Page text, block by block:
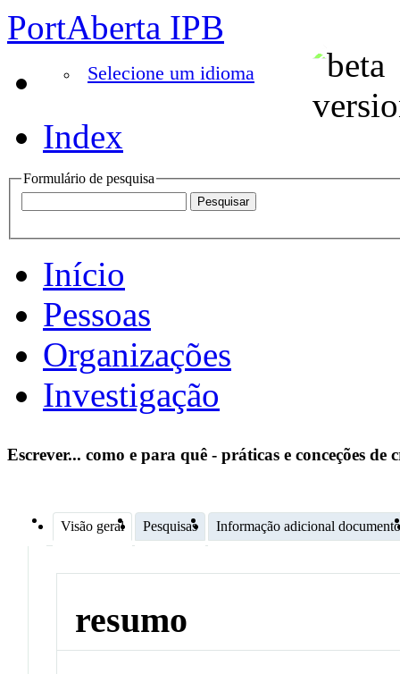
PortAberta IPB
Selecione um idioma
Index
Formulário de pesquisa
Início
Pessoas
Organizações
Investigação
Escrever... como e para quê - práticas e conceções de
Visão geral Pesquisas Informação adicional documento
resumo